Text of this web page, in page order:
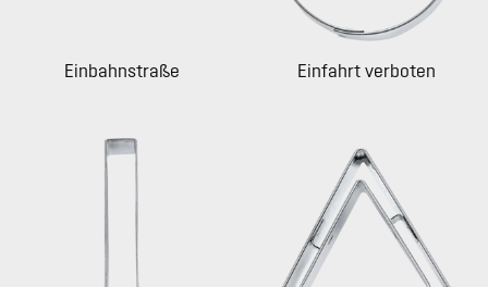
Einbahnstraße Einfahrt verboten